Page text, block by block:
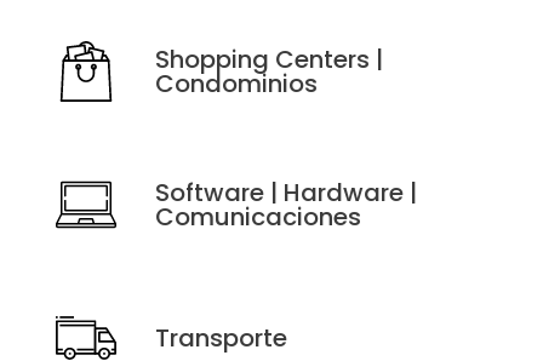
Shopping Centers |
Condominios
Software | Hardware |
Comunicaciones
Transporte